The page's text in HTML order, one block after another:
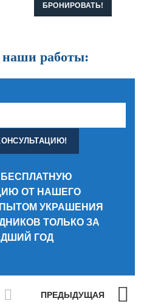
БРОНИРОВАТЬ!
наши работы:
БЕСПЛАТНУЮ
ОТ НАШЕГО
УКРАШЕНИЯ
ТОЛЬКО ЗА
ГОД
ПРЕДЫДУЩАЯ